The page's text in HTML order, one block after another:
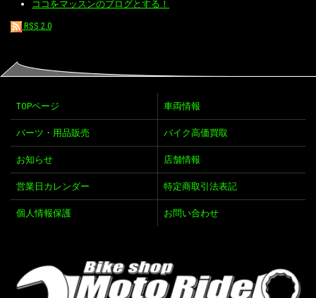
ココをマッスンのブログとする！
RSS 2.0
TOPページ 車両情報
パーツ・用品販売 バイク高価買取
お知らせ 店舗情報
営業日カレンダー 特定商取引法表記
個人情報保護 お問い合わせ